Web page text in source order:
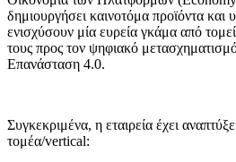
δημιουργήσει καινοτόμα προϊόντα και
ενισχύσουν μία ευρεία γκάμα από
τους προς τον ψηφιακό
Επανάσταση 4.0.
Συγκεκριμένα, η εταιρεία έχει
τομέα/vertical: